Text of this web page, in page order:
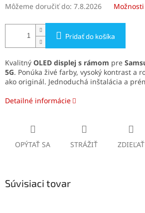
Môžeme doručiť do: 7.8.2026
Pridať do košíka
Kvalitný OLED displej s rámom pre
5G. Ponúka živé farby, vysoký kontrast a
ako originál. Jednoduchá inštalácia a
Detailné informácie
OPÝTAŤ SA STRÁŽIŤ ZDIEĽAŤ
Súvisiaci tovar